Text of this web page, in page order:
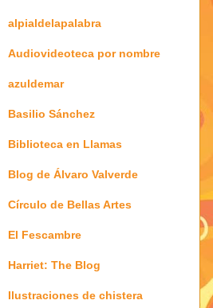
alpialdelapalabra
Audiovideoteca por nombre
azuldemar
Basilio Sánchez
Biblioteca en Llamas
Blog de Álvaro Valverde
Círculo de Bellas Artes
El Fescambre
Harriet: The Blog
Ilustraciones de chistera